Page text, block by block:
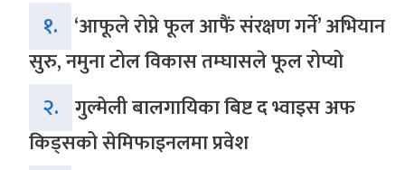
१. ‘आफूले रोप्ने फूल आफैं संरक्षण गर्ने’ अभियान
सुरु, नमुना टोल विकास तम्घासले फूल रोप्यो
२. गुल्मेली बालगायिका बिष्ट द भ्वाइस अफ
किड्सको सेमिफाइनलमा प्रवेश